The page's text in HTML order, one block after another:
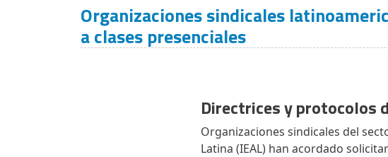
Organizaciones sindicales
a clases presenciales
Directrices y protocolos
Organizaciones sindicales del
Latina (IEAL) han acordado